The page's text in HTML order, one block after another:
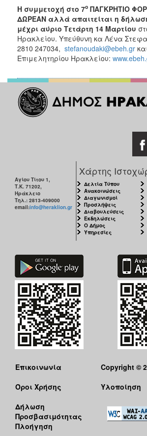
Η συμμετοχή στο 7ο ΠΑΓΚΡΗΤΙΟ
ΔΩΡΕΑΝ αλλά απαιτείται η
μέχρι αύριο Τετάρτη 14 Μαρτίου
Ηρακλείου. Υπεύθυνη κα Λένα
2810 247034, stefanoudaki@ebeh.gr
Επιμελητηρίου Ηρακλείου:
Αγίου Τίτου 1,
Τ.Κ. 71202,
Ηράκλειο
Τηλ.: 2813-409000
email:info@heraklion.gr
Χάρτης
Δελτία Τύπου
Ανακοινώσεις
Διαγωνισμοί
Προσλήψεις
Διαβουλεύσεις
Εκδηλώσεις
Ο Δήμος
Υπηρεσίες
Επικοινωνία
Όροι Χρήσης
Δήλωση
Προσβασιμότητας
Πλοήγηση
Copyright ©
Υλοποίηση